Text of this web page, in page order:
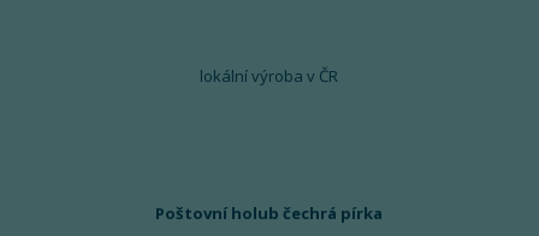
lokální výroba v ČR
Poštovní holub čechrá pírka